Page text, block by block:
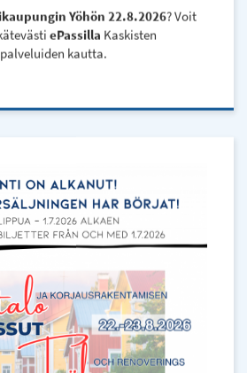
Yöhön 22.8.2026? Voit
ePassilla Kaskisten
kautta.